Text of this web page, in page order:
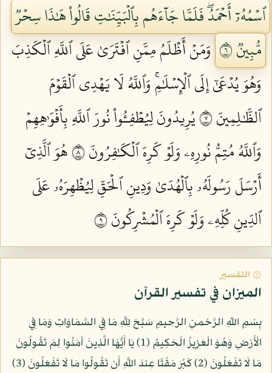
ٱسۡمُهُۥٓ أَحۡمَدُۖ فَلَمَّا جَآءَهُم بِٱلۡبَيِّنَٰتِ قَالُواْ هَٰذَا سِحۡرٞ
مُّبِينٞ ٦
وَمَنۡ أَظۡلَمُ مِمَّنِ ٱفۡتَرَىٰ عَلَى ٱللَّهِ ٱلۡكَذِبَ
وَهُوَ يُدۡعَىٰٓ إِلَى ٱلۡإِسۡلَٰمِۚ وَٱللَّهُ لَا يَهۡدِي ٱلۡقَوۡمَ
ٱلظَّٰلِمِينَ ٧
يُرِيدُونَ لِيُطۡفِـُٔواْ نُورَ ٱللَّهِ بِأَفۡوَٰهِهِمۡ
وَٱللَّهُ مُتِمُّ نُورِهِۦ وَلَوۡ كَرِهَ ٱلۡكَٰفِرُونَ ٨
هُوَ ٱلَّذِيٓ
أَرۡسَلَ رَسُولَهُۥ بِٱلۡهُدَىٰ وَدِينِ ٱلۡحَقِّ لِيُظۡهِرَهُۥ عَلَى
ٱلدِّينِ كُلِّهِۦ وَلَوۡ كَرِهَ ٱلۡمُشۡرِكُونَ ٩
۞ التفسير
الميزان في تفسير القرآن
بِسْمِ اللّهِ الرَّحْمنِ الرَّحِيمِ سَبَّحَ لِلَّهِ مَا فِي السَّمَاوَاتِ وَمَا فِي
الْأَرْضِ وَهُوَ الْعَزِيزُ الْحَكِيمُ (1) يَا أَيُّهَا الَّذِينَ آَمَنُوا لِمَ تَقُولُونَ
مَا لَا تَفْعَلُونَ (2) كَبُرَ مَقْتًا عِندَ اللَّهِ أَن تَقُولُوا مَا لَا تَفْعَلُونَ (3)